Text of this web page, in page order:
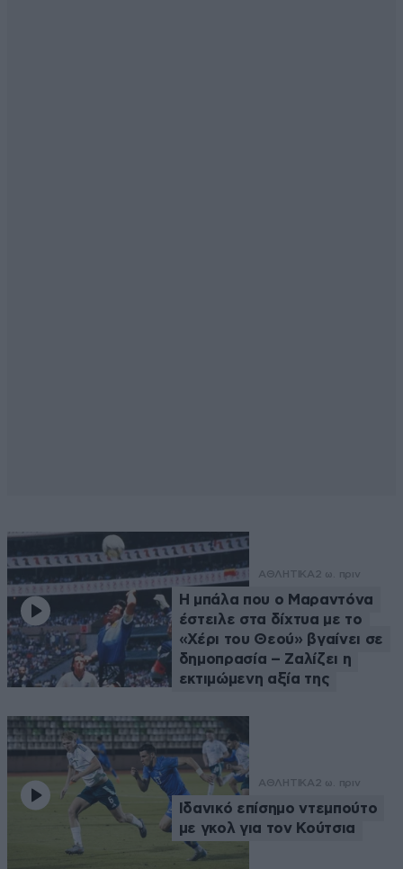
ΑΘΛΗΤΙΚΑ2 ω. πριν
Η μπάλα που ο Μαραντόνα
έστειλε στα δίχτυα με το
«Χέρι του Θεού» βγαίνει σε
δημοπρασία – Ζαλίζει η
εκτιμώμενη αξία της
ΑΘΛΗΤΙΚΑ2 ω. πριν
Ιδανικό επίσημο ντεμπούτο
με γκολ για τον Κούτσια